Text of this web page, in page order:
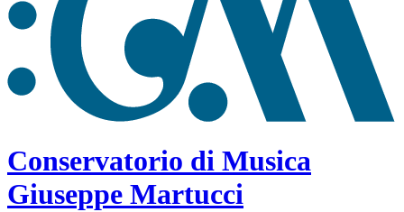
Conservatorio di Musica
Giuseppe Martucci